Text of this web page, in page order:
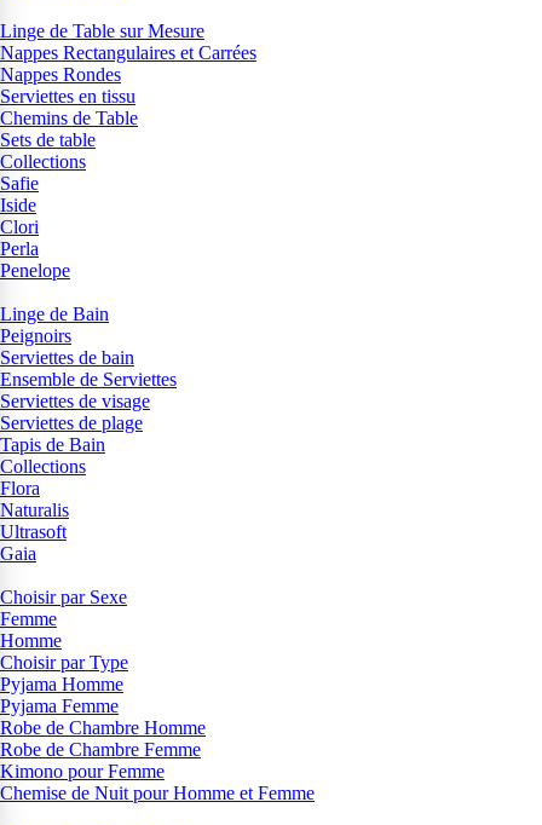
Linge de Table sur Mesure
Nappes Rectangulaires et Carrées
Nappes Rondes
Serviettes en tissu
Chemins de Table
Sets de table
Collections
Safie
Iside
Clori
Perla
Penelope
Linge de Bain
Peignoirs
Serviettes de bain
Ensemble de Serviettes
Serviettes de visage
Serviettes de plage
Tapis de Bain
Collections
Flora
Naturalis
Ultrasoft
Gaia
Choisir par Sexe
Femme
Homme
Choisir par Type
Pyjama Homme
Pyjama Femme
Robe de Chambre Homme
Robe de Chambre Femme
Kimono pour Femme
Chemise de Nuit pour Homme et Femme